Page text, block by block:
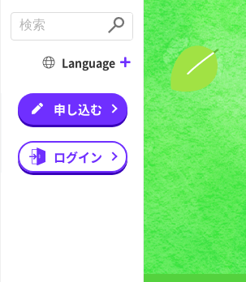
n
S
u
m
t
Language
申し込む
ログイン